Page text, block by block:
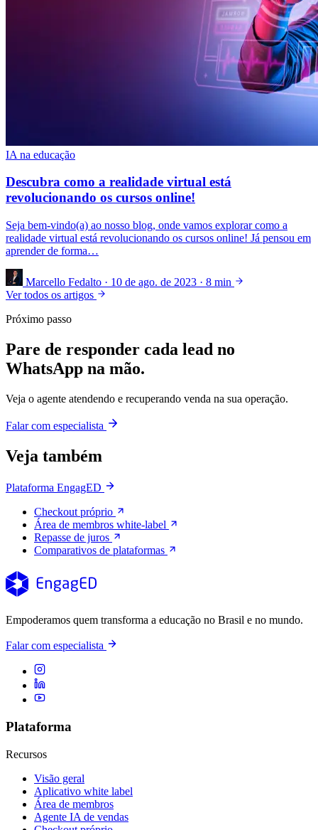
IA na educação
Descubra como a realidade virtual está
revolucionando os cursos online!
Seja bem-vindo(a) ao nosso blog, onde vamos explorar como a
realidade virtual está revolucionando os cursos online! Já pensou em
aprender de forma…
Marcello Fedalto · 10 de ago. de 2023 · 8 min
Ver todos os artigos
Próximo passo
Pare de responder cada lead no
WhatsApp na mão.
Veja o agente atendendo e recuperando venda na sua operação.
Falar com especialista
Veja também
Plataforma EngagED
Checkout próprio
Área de membros white-label
Repasse de juros
Comparativos de plataformas
Empoderamos quem transforma a educação no Brasil e no mundo.
Falar com especialista
Plataforma
Recursos
Visão geral
Aplicativo white label
Área de membros
Agente IA de vendas